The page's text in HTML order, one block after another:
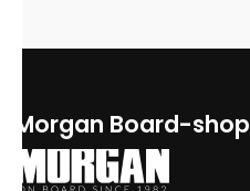
Morgan Board-shop